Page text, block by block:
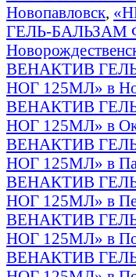
Новопавловск,
ГЕЛЬ-БАЛЬЗАМ
ВЕНАКТИВ
НОГ 125МЛ» в
ВЕНАКТИВ
НОГ 125МЛ» в
ВЕНАКТИВ
НОГ 125МЛ» в
ВЕНАКТИВ
НОГ 125МЛ» в
ВЕНАКТИВ
НОГ 125МЛ» в
ВЕНАКТИВ